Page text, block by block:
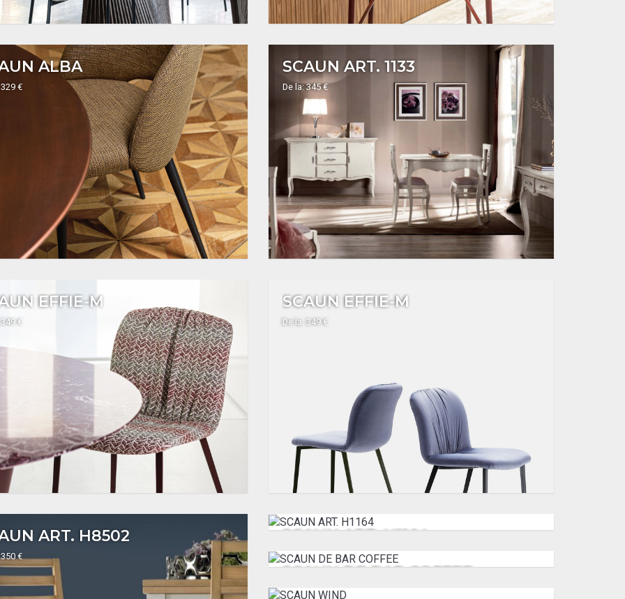
ALBA
€
SCAUN ART. 1133
De la: 345 €
EFFIE-M
€
SCAUN EFFIE-M
De la: 349 €
ART. H8502
€
SCAUN ART. H1164
De la: 360 €
SCAUN DE BAR COFFEE
De la: 360 €